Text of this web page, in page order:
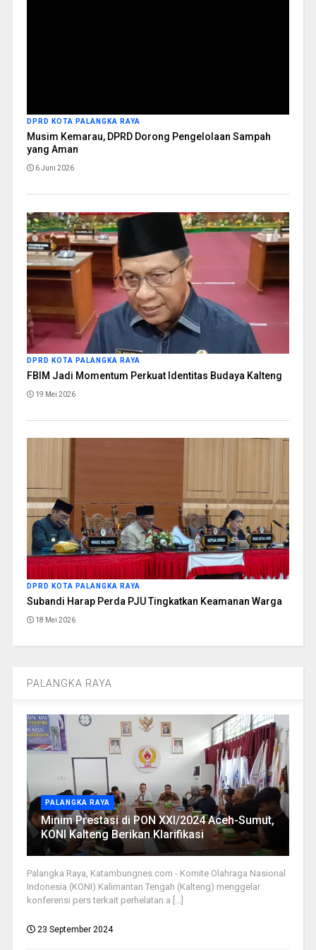
DPRD KOTA PALANGKA RAYA
Musim Kemarau, DPRD Dorong Pengelolaan Sampah
yang Aman
6 Juni 2026
DPRD KOTA PALANGKA RAYA
FBIM Jadi Momentum Perkuat Identitas Budaya Kalteng
19 Mei 2026
DPRD KOTA PALANGKA RAYA
Subandi Harap Perda PJU Tingkatkan Keamanan Warga
18 Mei 2026
PALANGKA RAYA
PALANGKA RAYA
Minim Prestasi di PON XXI/2024 Aceh-Sumut,
KONI Kalteng Berikan Klarifikasi
Palangka Raya, Katambungnes.com - Komite Olahraga Nasional
Indonesia (KONI) Kalimantan Tengah (Kalteng) menggelar
konferensi pers terkait perhelatan a [...]
23 September 2024